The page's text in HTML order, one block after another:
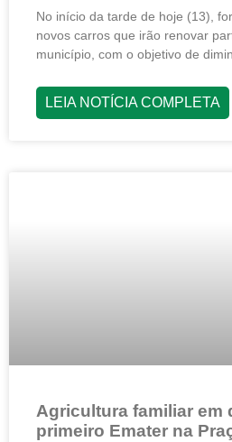
No início da tarde de hoje (13),
novos carros que irão renovar
município, com o objetivo de
LEIA NOTÍCIA COMPLETA
Agricultura familiar em
primeiro Emater na